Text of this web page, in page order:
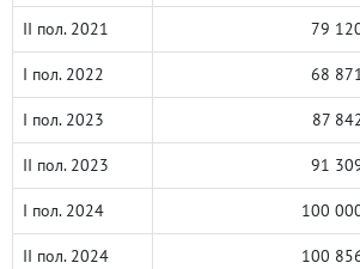
II пол. 2021 79
I пол. 2022 68
I пол. 2023 87
II пол. 2023 91
I пол. 2024 100
II пол. 2024 100